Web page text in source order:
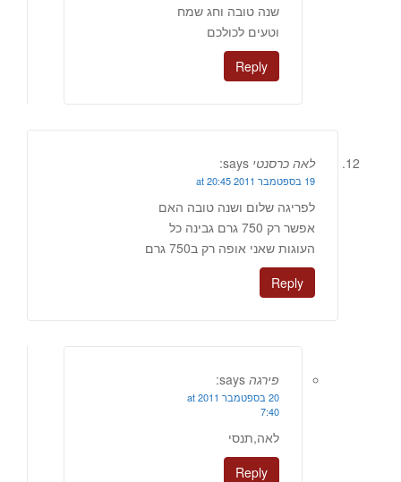
שנה טובה וחג שמח
וטעים לכולכם
Reply
לאה כרסנטי says:
19 בספטמבר 2011 at 20:45
לפריגה שלום ושנה טובה האם
אפשר רק 750 גרם גבינה כל
העוגות שאני אופה רק ב750 גרם
Reply
פירגה says:
20 בספטמבר 2011 at
7:40
לאה,תנסי
Reply